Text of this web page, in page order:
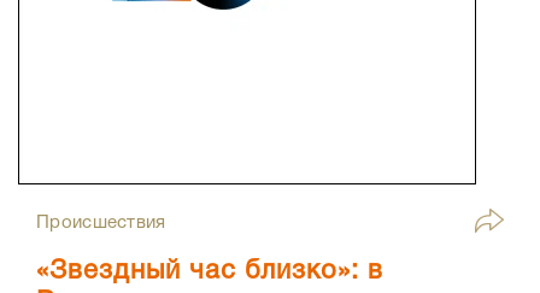
Происшествия
«Звездный час близко»: в